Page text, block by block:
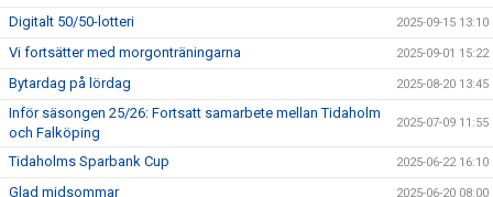
Digitalt 50/50-lotteri 2025-09-15 13:10
Vi fortsätter med morgonträningarna 2025-09-01 15:22
Bytardag på lördag 2025-08-20 13:45
Inför säsongen 25/26: Fortsatt samarbete mellan Tidaholm
och Falköping
2025-07-09 11:55
Tidaholms Sparbank Cup 2025-06-22 16:10
Glad midsommar 2025-06-20 08:00